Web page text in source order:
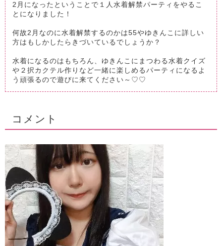
2月になったということで１人水着解禁パーティをやるこ
とになりました！
何故2月なのに水着解禁するのかは55やゆきんこに詳しい
方はもしかしたらきづいているでしょうか？
水着になるのはもちろん、ゆきんこにまつわる水着クイズ
や２択カクテル作りなど一緒に楽しめるパーティになるよ
う頑張るので遊びに来てください～♡♡
コメント